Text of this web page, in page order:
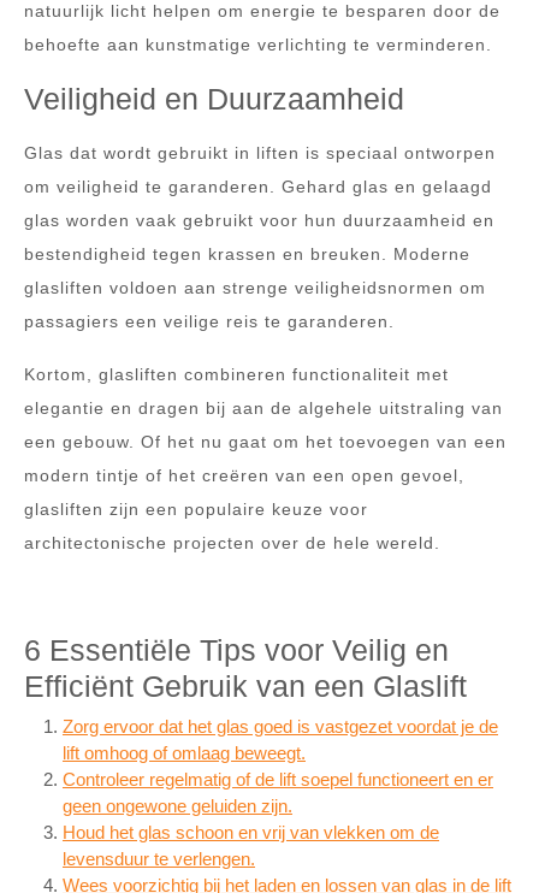
natuurlijk licht helpen om energie te besparen door de
behoefte aan kunstmatige verlichting te verminderen.
Veiligheid en Duurzaamheid
Glas dat wordt gebruikt in liften is speciaal ontworpen
om veiligheid te garanderen. Gehard glas en gelaagd
glas worden vaak gebruikt voor hun duurzaamheid en
bestendigheid tegen krassen en breuken. Moderne
glasliften voldoen aan strenge veiligheidsnormen om
passagiers een veilige reis te garanderen.
Kortom, glasliften combineren functionaliteit met
elegantie en dragen bij aan de algehele uitstraling van
een gebouw. Of het nu gaat om het toevoegen van een
modern tintje of het creëren van een open gevoel,
glasliften zijn een populaire keuze voor
architectonische projecten over de hele wereld.
6 Essentiële Tips voor Veilig en
Efficiënt Gebruik van een Glaslift
Zorg ervoor dat het glas goed is vastgezet voordat je de
lift omhoog of omlaag beweegt.
Controleer regelmatig of de lift soepel functioneert en er
geen ongewone geluiden zijn.
Houd het glas schoon en vrij van vlekken om de
levensduur te verlengen.
Wees voorzichtig bij het laden en lossen van glas in de lift